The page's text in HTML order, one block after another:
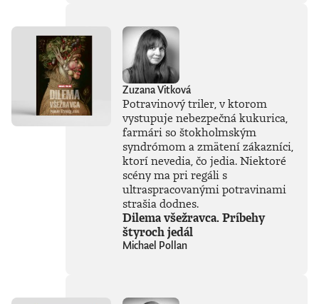
morálnych
hraniciach, ktoré by
sme pri jej
používaní mali
jasne stanoviť.V
knihe Ako
premýšľať o umelej
inteligencii autor
čerpá zo svojich
skúseností, keďže
tejto téme sa
začiatku 80. rokov.
Vyváženie prínosov
kľúčovú výzvu našej
Zuzana Vitková
Potravinový triler, v ktorom
vystupuje nebezpečná kukurica,
farmári so štokholmským
syndrómom a zmätení zákazníci,
ktorí nevedia, čo jedia. Niektoré
scény ma pri regáli s
ultraspracovanými potravinami
strašia dodnes.
Dilema všežravca. Príbehy
štyroch jedál
Michael Pollan